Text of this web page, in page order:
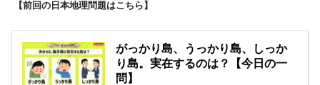
【前回の日本地理問題はこちら】
がっかり島、うっかり島、しっか
り島。実在するのは？【今日の一
問】